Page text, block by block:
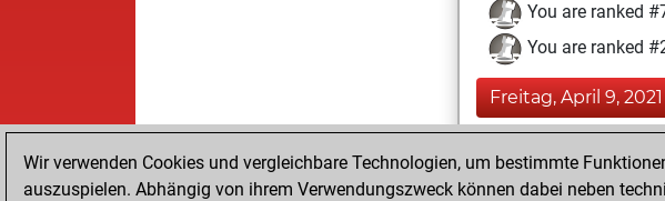
You are ranked
You are ranked
Freitag, April 9, 2021
You achieved a
Wir verwenden Cookies und vergleichbare Technologien, um bestimmte
auszuspielen. Abhängig von ihrem Verwendungszweck können dabei neben